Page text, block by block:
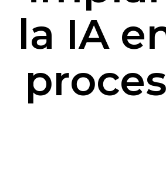
la IA